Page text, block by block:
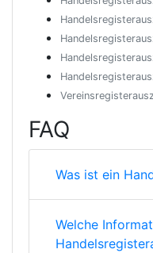
FAQ
Was ist ein
Welche